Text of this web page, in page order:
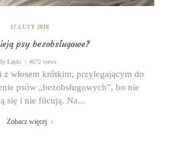
17 LUTY 2018
psy bezobsługowe?
Łapki 4672 views
z włosem krótkim, przylegającym do
psów „bezobsługowych”, bo nie
się i nie filcują. Na...
Zobacz więcej